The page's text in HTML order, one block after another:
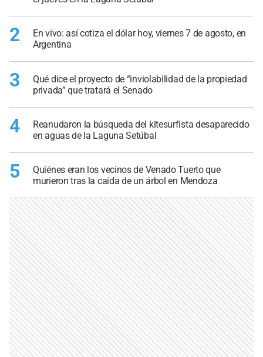
2
En vivo: así cotiza el dólar hoy, viernes 7 de agosto, en
Argentina
3
Qué dice el proyecto de “inviolabilidad de la propiedad
privada” que tratará el Senado
4
Reanudaron la búsqueda del kitesurfista desaparecido
en aguas de la Laguna Setúbal
5
Quiénes eran los vecinos de Venado Tuerto que
murieron tras la caída de un árbol en Mendoza